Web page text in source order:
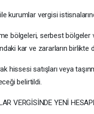
kurumlar vergisi
bölgeleri, serbest bölgeler
kar ve zararların birlikte
hissesi satışları veya
belirtildi.
VERGİSİNDE YENİ